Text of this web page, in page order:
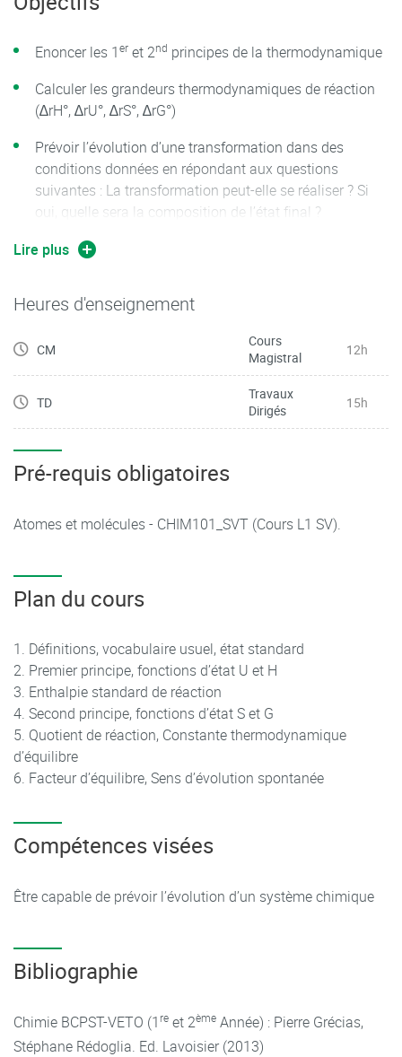
Enoncer les 1er et 2nd principes de la thermodynamique
Calculer les grandeurs thermodynamiques de réaction
(∆rH°, ∆rU°, ∆rS°, ∆rG°)
Prévoir l’évolution d’une transformation dans des
conditions données en répondant aux questions
suivantes : La transformation peut-elle se réaliser ? Si
oui, quelle sera la composition de l’état final ?
Déterminer le sens de déplacement de l’équilibre en faisant
Lire plus
Heures d'enseignement
CM
Cours
Magistral
12h
TD
Travaux
Dirigés
15h
Pré-requis obligatoires
Atomes et molécules - CHIM101_SVT (Cours L1 SV).
Plan du cours
Définitions, vocabulaire usuel, état standard
Premier principe, fonctions d’état U et H
Enthalpie standard de réaction
Second principe, fonctions d’état S et G
Quotient de réaction, Constante thermodynamique
d’équilibre
Facteur d’équilibre, Sens d’évolution spontanée
Compétences visées
Être capable de prévoir l’évolution d’un système chimique
Bibliographie
Chimie BCPST-VETO (1 re et 2ème Année) : Pierre Grécias,
Stéphane Rédoglia. Ed. Lavoisier (2013)